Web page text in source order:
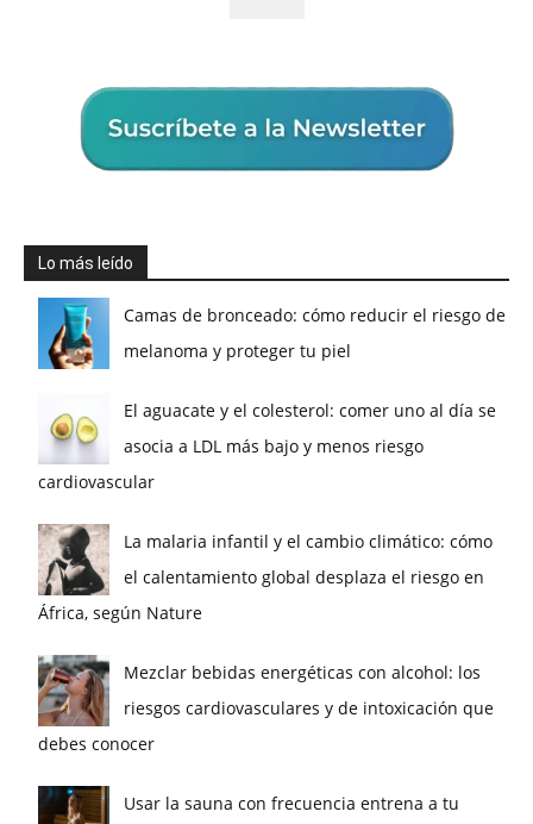
Lo más leído
Camas de bronceado: cómo reducir el riesgo de
melanoma y proteger tu piel
El aguacate y el colesterol: comer uno al día se
asocia a LDL más bajo y menos riesgo
cardiovascular
La malaria infantil y el cambio climático: cómo
el calentamiento global desplaza el riesgo en
África, según Nature
Mezclar bebidas energéticas con alcohol: los
riesgos cardiovasculares y de intoxicación que
debes conocer
Usar la sauna con frecuencia entrena a tu